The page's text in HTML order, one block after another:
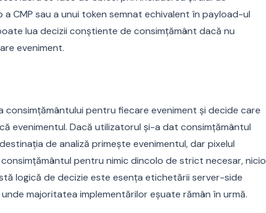
a CMP sau a unui token semnat echivalent în payload-ul
lua decizii conștiente de consimțământ dacă nu
eveniment.
pentru fiecare eveniment și decide care
evenimentul. Dacă utilizatorul și-a dat consimțământul
de analiză primește evenimentul, dar pixelul
pentru nimic dincolo de strict necesar, nicio
logică de decizie este esența etichetării server-side
majoritatea implementărilor eșuate rămân în urmă.